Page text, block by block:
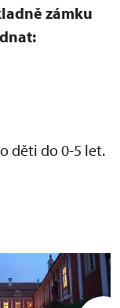
zámku
děti do 0-5 let.